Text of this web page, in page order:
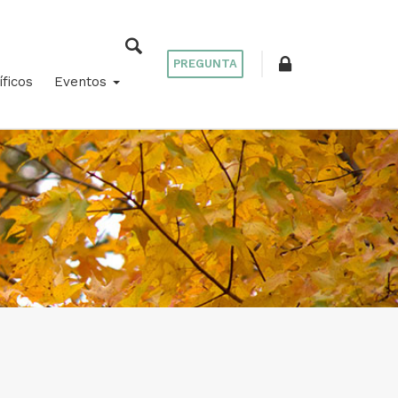
Eventos
PREGUNTA